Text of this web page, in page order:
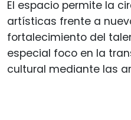
El espacio permite la
artísticas frente a
fortalecimiento del
especial foco en la
cultural mediante las